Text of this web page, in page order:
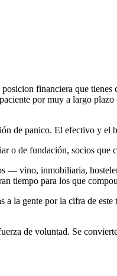
financiera que
por muy a largo
de panico. El efectivo y
de fundación, socios
vino, inmobiliaria,
tiempo para los que
gente por la cifra de
de voluntad. Se